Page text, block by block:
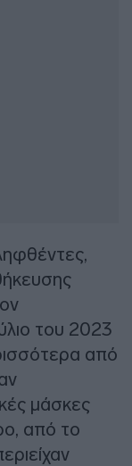
του 2023
από
μάσκες
από το